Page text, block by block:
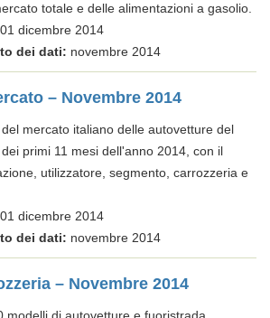
totale e delle alimentazioni a gasolio.
01 dicembre 2014
dei dati: novembre 2014
– Novembre 2014
mercato italiano delle autovetture del
primi 11 mesi dell'anno 2014, con il
utilizzatore, segmento, carrozzeria e
01 dicembre 2014
dei dati: novembre 2014
– Novembre 2014